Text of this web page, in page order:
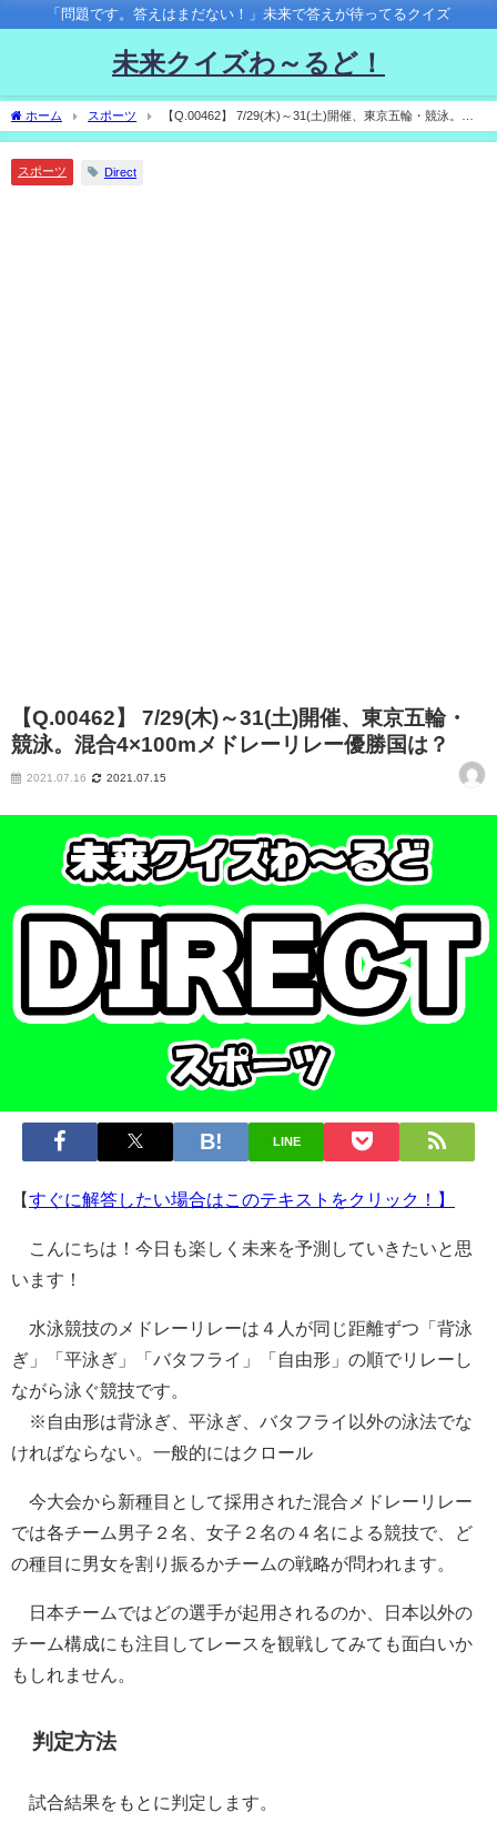
「問題です。答えはまだない！」未来で答えが待ってるクイズ
未来クイズわ～るど！
ホーム スポーツ
【Q.00462】 7/29(木)～31(土)開催、東京五輪・競泳。混
合4×100mメドレーリレー優勝国は？
スポーツ Direct
【Q.00462】 7/29(木)～31(土)開催、東京五輪・
競泳。混合4×100mメドレーリレー優勝国は？
2021.07.16 2021.07.15
LINE
【すぐに解答したい場合はこのテキストをクリック！】
こんにちは！今日も楽しく未来を予測していきたいと思
います！
水泳競技のメドレーリレーは４人が同じ距離ずつ「背泳
ぎ」「平泳ぎ」「バタフライ」「自由形」の順でリレーし
ながら泳ぐ競技です。
※自由形は背泳ぎ、平泳ぎ、バタフライ以外の泳法でな
ければならない。一般的にはクロール
今大会から新種目として採用された混合メドレーリレー
では各チーム男子２名、女子２名の４名による競技で、ど
の種目に男女を割り振るかチームの戦略が問われます。
日本チームではどの選手が起用されるのか、日本以外の
チーム構成にも注目してレースを観戦してみても面白いか
もしれません。
判定方法
試合結果をもとに判定します。